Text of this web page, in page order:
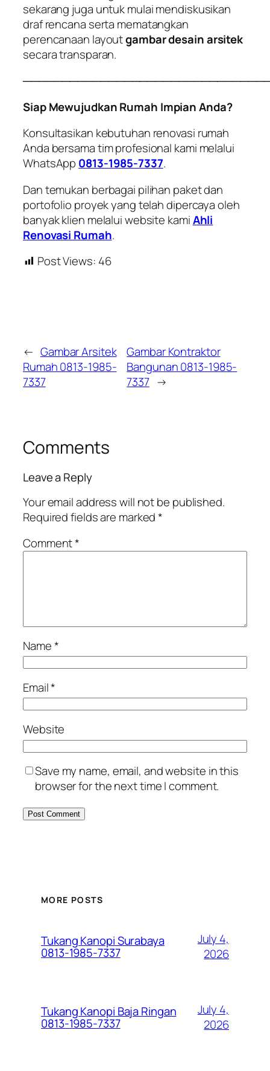
sekarang juga untuk mulai mendiskusikan
draf rencana serta mematangkan
perencanaan layoutgambar desain arsitek
secara transparan.
Siap Mewujudkan Rumah Impian Anda?
Konsultasikan kebutuhan renovasi rumah
Anda bersama tim profesional kami melalui
WhatsApp 0813-1985-7337.
Dan temukan berbagai pilihan paket dan
portofolio proyek yang telah dipercaya oleh
banyak klien melalui website kamiAhli
Renovasi Rumah.
Post Views: 46
← Gambar Arsitek
Rumah 0813-1985-
7337
Gambar Kontraktor
Bangunan 0813-1985-
7337 →
Comments
Leave a Reply
Your email address will not be published.
Required fields are marked*
Comment*
Name*
Email*
Website
Save my name, email, and website in this
browser for the next time I comment.
MORE POSTS
Tukang Kanopi Surabaya
0813-1985-7337
July 4,
2026
Tukang Kanopi Baja Ringan
0813-1985-7337
July 4,
2026